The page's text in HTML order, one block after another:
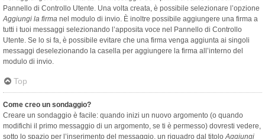
Pannello di Controllo Utente. Una volta creata, è possibile selezionare l’opzione
Aggiungi la firma nel modulo di invio. È inoltre possibile aggiungere una firma a
tutti i tuoi messaggi selezionando l’apposita voce nel Pannello di Controllo
Utente. Se lo si fa, è possibile evitare che una firma venga aggiunta ai singoli
messaggi deselezionando la casella per aggiungere la firma all’interno del
modulo di invio.
Top
Come creo un sondaggio?
Creare un sondaggio è facile: quando inizi un nuovo argomento (o quando
modifichi il primo messaggio di un argomento, se ti è permesso) dovresti vedere,
sotto lo spazio per l’inserimento del messaggio, un riquadro dal titoloAggiungi